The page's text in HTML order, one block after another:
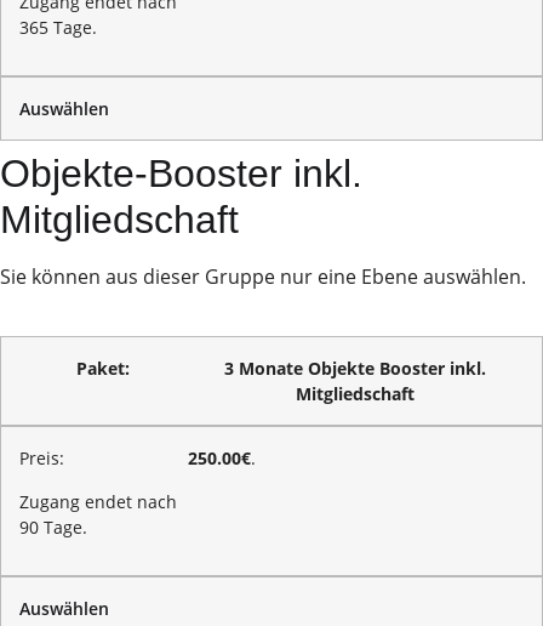
365 Tage.
Auswählen
Objekte-Booster inkl.
Mitgliedschaft
Sie können aus dieser Gruppe nur eine Ebene auswählen.
3 Monate Objekte Booster inkl.
Mitgliedschaft
250.00€.
Zugang endet nach
90 Tage.
Auswählen